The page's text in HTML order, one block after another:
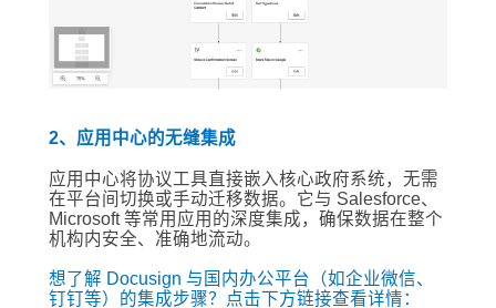
2、应用中心的无缝集成
应用中心将协议工具直接嵌入核心政府系统，无需
在平台间切换或手动迁移数据。它与 Salesforce、
Microsoft 等常用应用的深度集成，确保数据在整个
机构内安全、准确地流动。
想了解 Docusign 与国内办公平台（如企业微信、
钉钉等）的集成步骤？点击下方链接查看详情：